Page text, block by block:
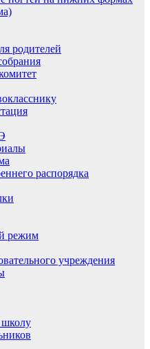
родителей
распорядка
режим
учреждения